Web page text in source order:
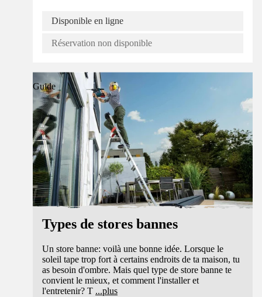
Disponible en ligne
Réservation non disponible
Guide
Types de stores bannes
Un store banne: voilà une bonne idée. Lorsque le
soleil tape trop fort à certains endroits de ta maison, tu
as besoin d'ombre. Mais quel type de store banne te
convient le mieux, et comment l'installer et
l'entretenir? T ...plus